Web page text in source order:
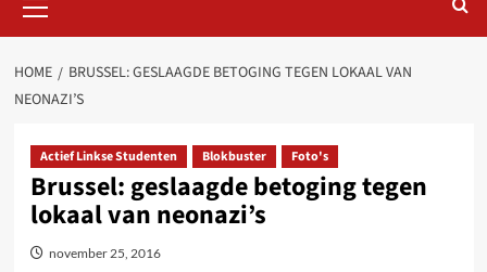
Menu
HOME
BRUSSEL: GESLAAGDE BETOGING TEGEN LOKAAL VAN
NEONAZI’S
Actief Linkse Studenten Blokbuster Foto's
Brussel: geslaagde betoging tegen
lokaal van neonazi’s
november 25, 2016